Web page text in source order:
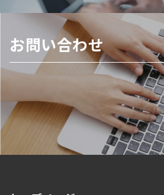
お問い合わせ